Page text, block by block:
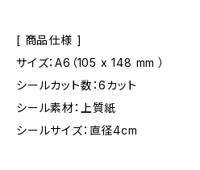
[ 商品仕様 ]
サイズ：A6（105 x 148 mm ）
シールカット数：6カット
シール素材：上質紙
シールサイズ：直径4cm